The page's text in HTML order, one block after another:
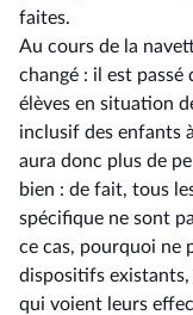
faites.
Au cours de la
changé : il est
élèves en situation
inclusif des enfants
aura donc plus de
bien : de fait, tous
spécifique ne sont
ce cas, pourquoi ne
dispositifs existants,
qui voient leurs